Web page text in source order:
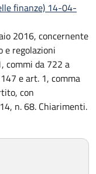
finanze) 14-04-
2016, concernente
e regolazioni
commi da 722 a
e art. 1, comma
con
n. 68. Chiarimenti.